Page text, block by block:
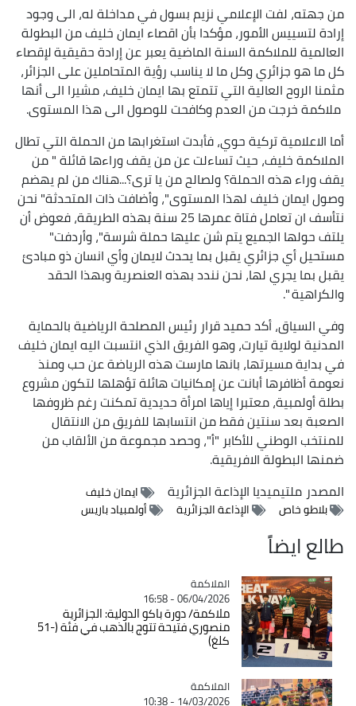
من جهته، لفت الإعلامي نزيم بسول في مداخلة له، الى وجود
إرادة لتسييس الأمور، مؤكدا بأن اقصاء ايمان خليف من البطولة
العالمية للملاكمة السنة الماضية يعبر عن إرادة حقيقية لإقصاء
كل ما هو جزائري وكل ما لا يناسب رؤية المتحاملين على الجزائر،
مثمنا الروح العالية التي تتمتع بها ايمان خليف، مشيرا الى أنها
ملاكمة خرجت من العدم وكافحت للوصول الى هذا المستوى.
أما الاعلامية تركية حوي، فأبدت استغرابها من الحملة التي تطال
الملاكمة خليف، حيث تساءلت عن من يقف وراءها قائلة " من
يقف وراء هذه الحملة؟ ولصالح من يا ترى؟...هناك من لم يهضم
وصول ايمان خليف لهذا المستوى"، وأضافت ذات المتحدثة" نحن
نتأسف ان تعامل فتاة عمرها 25 سنة بهذه الطريقة، فعوض أن
يلتف حولها الجميع يتم شن عليها حملة شرسة"، وأردفت"
مستحيل أي جزائري يقبل بما يحدث لايمان وأي انسان ذو مبادئ
يقبل بما يجري لها، نحن نندد بهذه العنصرية وبهذا الحقد
والكراهية ".
وفي السياق، أكد حميد قرار رئيس المصلحة الرياضية بالحماية
المدنية لولاية تيارت، وهو الفريق الذي انتسبت اليه ايمان خليف
في بداية مسيرتها، بانها مارست هذه الرياضة عن حب ومنذ
نعومة أظافرها أبانت عن إمكانيات هائلة تؤهلها لتكون مشروع
بطلة أولمبية، معتبرا إياها امرأة حديدية تمكنت رغم ظروفها
الصعبة بعد سنتين فقط من انتسابها للفريق من الانتقال
للمنتخب الوطني للأكابر "أ"، وحصد مجموعة من الألقاب من
ضمنها البطولة الافريقية.
المصدرملتيميديا الإذاعة الجزائرية
ايمان خليف
بلاطو خاص
الإذاعة الجزائرية أولمبياد باريس
طالع ايضاً
Catégorie
الملاكمة
06/04/2026 - 16:58
ملاكمة/ دورة باكو الدولية: الجزائرية
منصوري فتيحة تتوج بالذهب في فئة (-51
كلغ)
Catégorie
الملاكمة
14/03/2026 - 10:38